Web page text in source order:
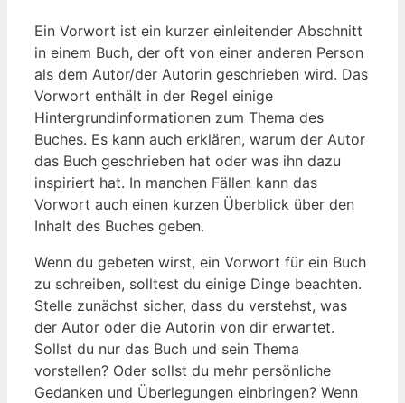
Ein Vorwort ist ein kurzer einleitender Abschnitt
in einem Buch, der oft von einer anderen Person
als dem Autor/der Autorin geschrieben wird. Das
Vorwort enthält in der Regel einige
Hintergrundinformationen zum Thema des
Buches. Es kann auch erklären, warum der Autor
das Buch geschrieben hat oder was ihn dazu
inspiriert hat. In manchen Fällen kann das
Vorwort auch einen kurzen Überblick über den
Inhalt des Buches geben.
Wenn du gebeten wirst, ein Vorwort für ein Buch
zu schreiben, solltest du einige Dinge beachten.
Stelle zunächst sicher, dass du verstehst, was
der Autor oder die Autorin von dir erwartet.
Sollst du nur das Buch und sein Thema
vorstellen? Oder sollst du mehr persönliche
Gedanken und Überlegungen einbringen? Wenn